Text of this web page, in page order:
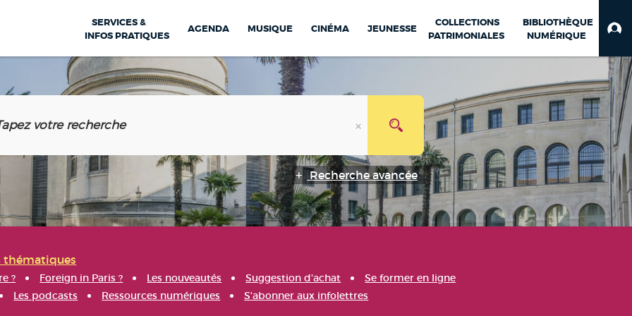
SERVICES &
INFOS PRATIQUES
AGENDA MUSIQUE CINÉMA JEUNESSE
COLLECTIONS
PATRIMONIALES
BIBLIOTHÈQUE
NUMÉRIQUE
Recherche avancée
thématiques
? Foreign in Paris ? Les nouveautés Suggestion d'achat
Se former en ligne
Les podcasts Ressources numériques S'abonner aux infolettres